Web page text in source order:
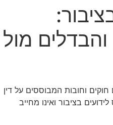
והבדלים מול
וחובות המבוססים על דין
בציבור ואינו מחייב